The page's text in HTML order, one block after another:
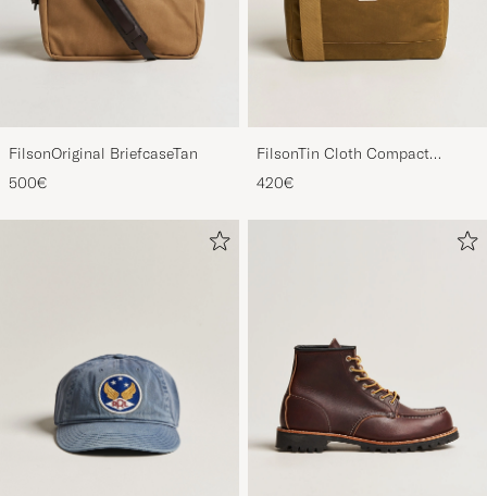
FilsonOriginal BriefcaseTan
500€
FilsonTin Cloth Compact
BriefcaseDark Tan
420€